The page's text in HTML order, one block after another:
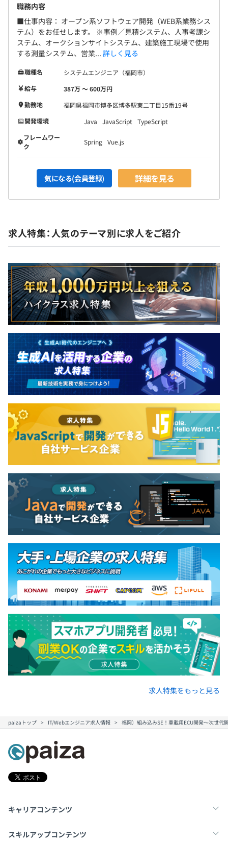
職務内容
■仕事内容： オープン系ソフトウェア開発（WEB系業務シス
テム）をお任せします。 ※事例／見積システム、人事考課シ
ステム、オークションサイトシステム、建築施工現場で使用
する測量システム、営業... 詳しく見る
職種名
システムエンジニア（福岡市）
給与
387万 〜 600万円
勤務地
福岡県福岡市博多区博多駅東二丁目15番19号
開発環境
Java JavaScript
TypeScript
フレームワー
ク
Spring Vue.js
気になる(会員登録) 詳細を見る
求人特集：人気のテーマ別に求人をご紹介
求人特集をもっと見る
paizaトップ IT/Webエンジニア求人情報 福岡）組み込みSE！車載用ECU開発～次世代
キャリアコンテンツ
転職・キャリア
スキルアップコンテンツ